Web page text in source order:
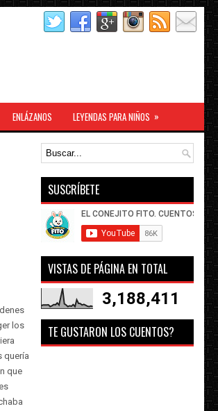
ENLÁZANOS LEYENDAS PARA NIÑOS »
los
quería
que
SUSCRÍBETE
VISTAS DE PÁGINA EN TOTAL
3,188,411
TE GUSTARON LOS CUENTOS?